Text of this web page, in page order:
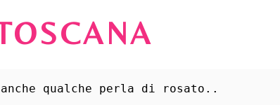
qualche perla di rosato..